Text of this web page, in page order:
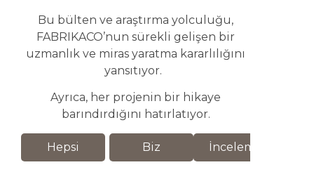
Bu bülten ve araştırma yolculuğu,
FABRIKACO’nun sürekli gelişen bir
uzmanlık ve miras yaratma kararlılığını
yansıtıyor.
Ayrıca, her projenin bir hikaye
barındırdığını hatırlatıyor.
Hepsi Biz İnceleme